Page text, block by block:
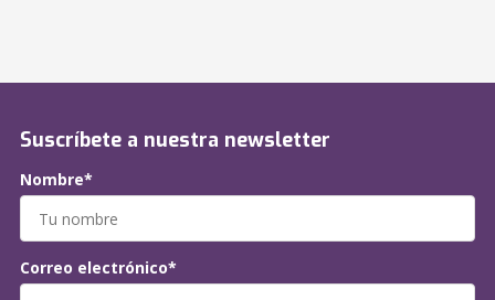
Suscríbete a nuestra newsletter
Nombre*
Correo electrónico*